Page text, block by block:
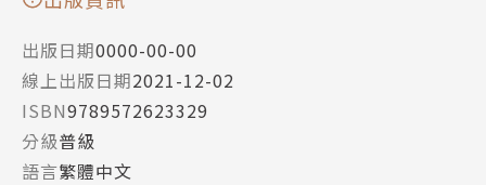
出版日期0000-00-00
線上出版日期2021-12-02
ISBN9789572623329
分級普級
語言繁體中文